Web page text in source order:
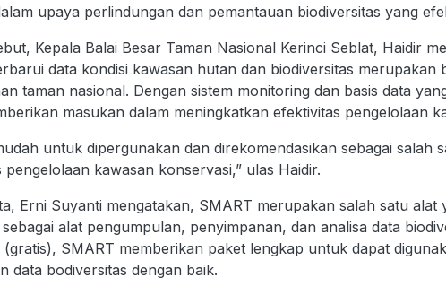
upaya perlindungan dan pemantauan biodiversitas yang
Kepala Balai Besar Taman Nasional Kerinci Seblat, Haidir
data kondisi kawasan hutan dan biodiversitas merupakan
taman nasional. Dengan sistem monitoring dan basis data
masukan dalam meningkatkan efektivitas pengelolaan
untuk dipergunakan dan direkomendasikan sebagai salah
kawasan konservasi,” ulas Haidir.
Erni Suyanti mengatakan, SMART merupakan salah satu alat
alat pengumpulan, penyimpanan, dan analisa data
SMART memberikan paket lengkap untuk dapat
data bodiversitas dengan baik.